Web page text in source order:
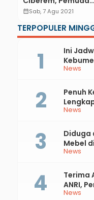
Penyumbang Medali
XVI Jateng
calendar_monthSen, 28 Agu 2023
TERPOPULER
News
Ini
News
Penuh
81 RI
News
Diduga
Mebel
Api
News
Terima
ANRI,